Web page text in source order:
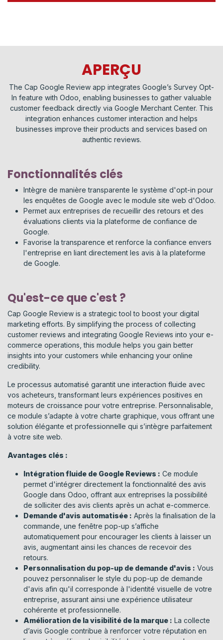
APERÇU
The Cap Google Review app integrates Google’s Survey Opt-
In feature with Odoo, enabling businesses to gather valuable
customer feedback directly via Google Merchant Center. This
integration enhances customer interaction and helps
businesses improve their products and services based on
authentic reviews.
Fonctionnalités clés
Intègre de manière transparente le système d'opt-in pour
les enquêtes de Google avec le module site web d'Odoo.
Permet aux entreprises de recueillir des retours et des
évaluations clients via la plateforme de confiance de
Google.
Favorise la transparence et renforce la confiance envers
l'entreprise en liant directement les avis à la plateforme
de Google.
Qu'est-ce que c'est ?
Cap Google Review is a strategic tool to boost your digital
marketing efforts. By simplifying the process of collecting
customer reviews and integrating Google Reviews into your e-
commerce operations, this module helps you gain better
insights into your customers while enhancing your online
credibility.
Le processus automatisé garantit une interaction fluide avec
vos acheteurs, transformant leurs expériences positives en
moteurs de croissance pour votre entreprise. Personnalisable,
ce module s’adapte à votre charte graphique, vous offrant une
solution élégante et professionnelle qui s’intègre parfaitement
à votre site web.
Avantages clés :
Intégration fluide de Google Reviews : Ce module
permet d'intégrer directement la fonctionnalité des avis
Google dans Odoo, offrant aux entreprises la possibilité
de solliciter des avis clients après un achat e-commerce.
Demande d'avis automatisée : Après la finalisation de la
commande, une fenêtre pop-up s’affiche
automatiquement pour encourager les clients à laisser un
avis, augmentant ainsi les chances de recevoir des
retours.
Personnalisation du pop-up de demande d'avis : Vous
pouvez personnaliser le style du pop-up de demande
d'avis afin qu'il corresponde à l'identité visuelle de votre
entreprise, assurant ainsi une expérience utilisateur
cohérente et professionnelle.
Amélioration de la visibilité de la marque : La collecte
d’avis Google contribue à renforcer votre réputation en